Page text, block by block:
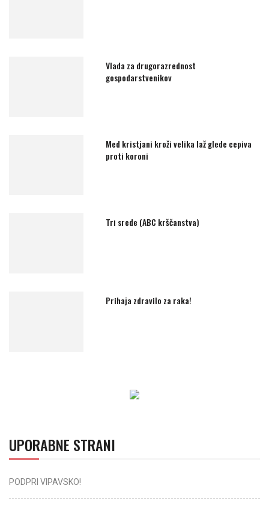
Vlada za drugorazrednost
gospodarstvenikov
Med kristjani kroži velika laž glede cepiva
proti koroni
Tri srede (ABC krščanstva)
Prihaja zdravilo za raka!
UPORABNE STRANI
PODPRI VIPAVSKO!